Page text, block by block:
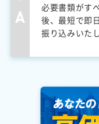
必要書類がす
後、最短で即
振り込みいた